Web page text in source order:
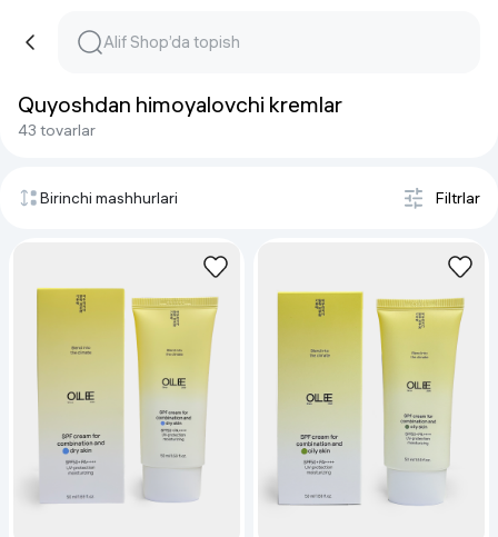
Quyoshdan himoyalovchi kremlar
43 tovarlar
Birinchi mashhurlari Filtrlar